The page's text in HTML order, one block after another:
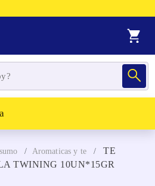
Aromaticas y te
TE
TWINING 10UN*15GR